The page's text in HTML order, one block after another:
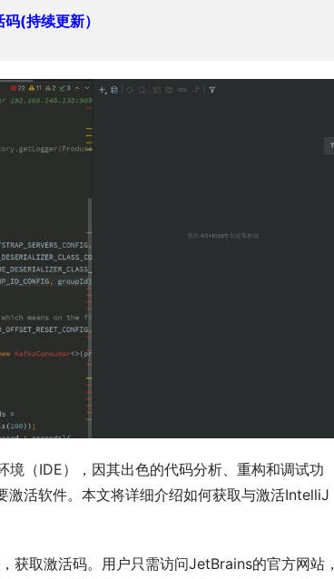
码(持续更新）
（IDE），因其出色的代码分析、重构和调试功
活软件。本文将详细介绍如何获取与激活IntelliJ
获取激活码。用户只需访问JetBrains的官方网站，